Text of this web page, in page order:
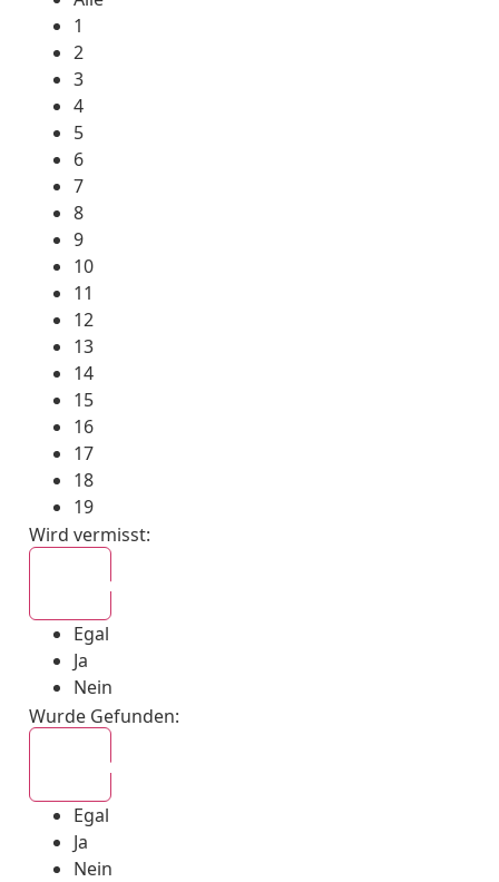
1
2
3
4
5
6
7
8
9
10
11
12
13
14
15
16
17
18
19
Wird vermisst:
Egal
Ja
Nein
Wurde Gefunden:
Egal
Ja
Nein